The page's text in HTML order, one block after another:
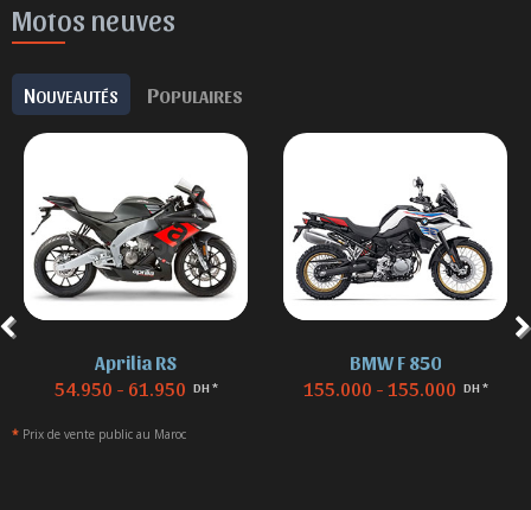
Motos neuves
NOUVEAUTÉS POPULAIRES
Aprilia RS
54.950 - 61.950 DH *
BMW F 850
155.000 - 155.000 DH *
* Prix de vente public au Maroc